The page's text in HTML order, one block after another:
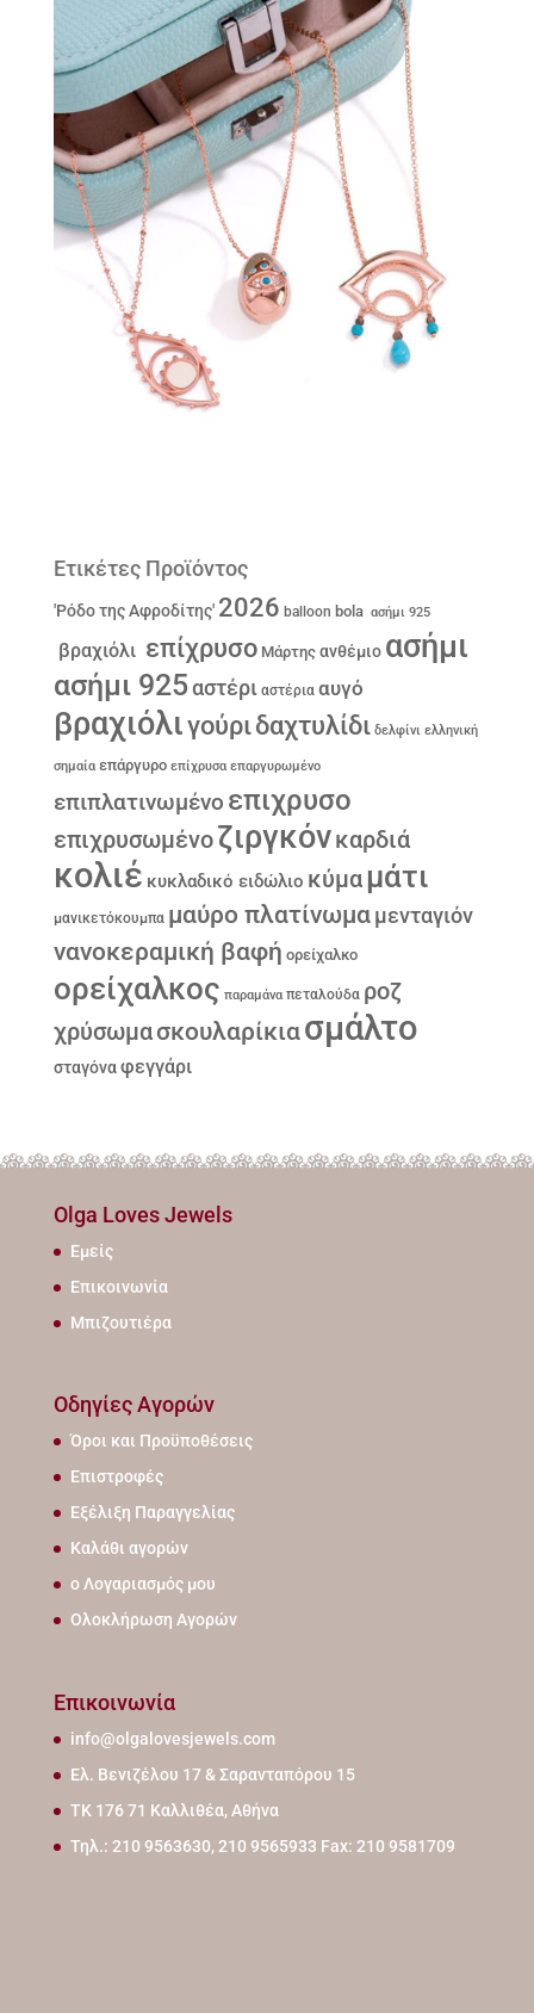
Ετικέτες Προϊόντος
'Ρόδο της Αφροδίτης' 2026 balloon bola ασήμι 925
βραχιόλι επίχρυσο Μάρτης ανθέμιο ασήμι
ασήμι 925αστέρι αστέρια αυγό
βραχιόλιγούριδαχτυλίδι δελφίνι ελληνική
σημαία επάργυρο επίχρυσα επαργυρωμένο
επιπλατινωμένο επιχρυσο
επιχρυσωμένοζιργκόνκαρδιά
κολιέ κυκλαδικό ειδώλιο κύμα μάτι
μανικετόκουμπα μαύρο πλατίνωμα μενταγιόν
νανοκεραμική βαφή ορείχαλκο
ορείχαλκος παραμάνα πεταλούδα ροζ
χρύσωμασκουλαρίκιασμάλτο
σταγόνα φεγγάρι
Olga Loves Jewels
Εμείς
Επικοινωνία
Μπιζουτιέρα
Οδηγίες Αγορών
Όροι και Προϋποθέσεις
Επιστροφές
Εξέλιξη Παραγγελίας
Καλάθι αγορών
ο Λογαριασμός μου
Ολοκλήρωση Αγορών
Επικοινωνία
info@olgalovesjewels.com
Ελ. Βενιζέλου 17 & Σαρανταπόρου 15
ΤΚ 176 71 Καλλιθέα, Αθήνα
Τηλ.: 210 9563630, 210 9565933 Fax: 210 9581709